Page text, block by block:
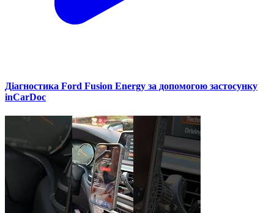
Діагностика Ford Fusion Energy за допомогою застосунку
inCarDoc